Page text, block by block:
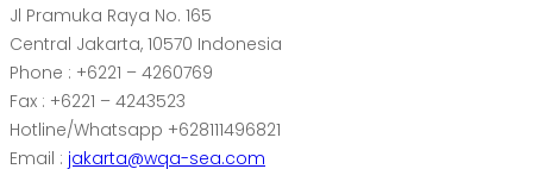
Jl Pramuka Raya No. 165
Central Jakarta, 10570 Indonesia
Phone : +6221 – 4260769
Fax : +6221 – 4243523
Hotline/Whatsapp +628111496821
Email : jakarta@wqa-sea.com